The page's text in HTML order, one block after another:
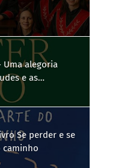
Uma alegoria
e as
Se perder e se
caminho